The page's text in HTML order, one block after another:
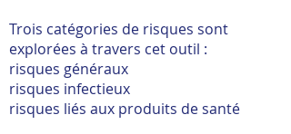
Trois catégories de risques sont
explorées à travers cet outil :
risques généraux
risques infectieux
risques liés aux produits de santé